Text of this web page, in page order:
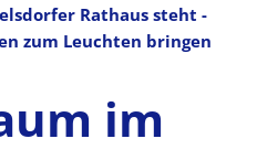
Rathaus steht -
zum Leuchten bringen
im